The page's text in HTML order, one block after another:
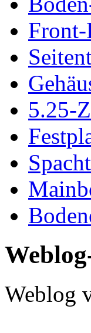
5.25-
Weblog